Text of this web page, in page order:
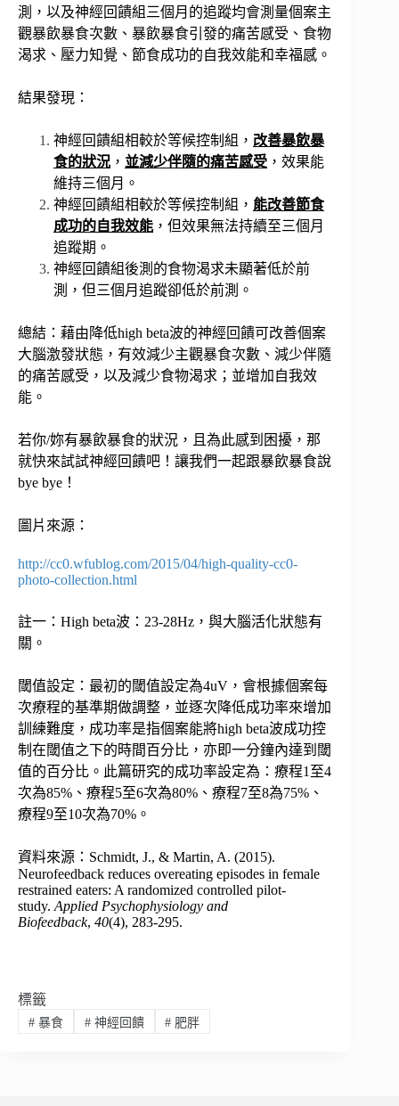
測，以及神經回饋組三個月的追蹤均會測量個案主
觀暴飲暴食次數、暴飲暴食引發的痛苦感受、食物
渴求、壓力知覺、節食成功的自我效能和幸福感。
結果發現：
神經回饋組相較於等候控制組， 改善暴飲暴
食的狀況 ， 並減少伴隨的痛苦感受 ，效果能
維持三個月。
神經回饋組相較於等候控制組， 能改善節食
成功的自我效能 ，但效果無法持續至三個月
追蹤期。
神經回饋組後測的食物渴求未顯著低於前
測，但三個月追蹤卻低於前測。
總結：藉由降低high beta波的神經回饋可改善個案
大腦激發狀態，有效減少主觀暴食次數、減少伴隨
的痛苦感受，以及減少食物渴求；並增加自我效
能。
若你/妳有暴飲暴食的狀況，且為此感到困擾，那
就快來試試神經回饋吧！讓我們一起跟暴飲暴食說
bye bye！
圖片來源：
http://cc0.wfublog.com/2015/04/high-quality-cc0-
photo-collection.html
註一：High beta波：23-28Hz，與大腦活化狀態有
關。
閾值設定：最初的閾值設定為4uV，會根據個案每
次療程的基準期做調整，並逐次降低成功率來增加
訓練難度，成功率是指個案能將high beta波成功控
制在閾值之下的時間百分比，亦即一分鐘內達到閾
值的百分比。此篇研究的成功率設定為：療程1至4
次為85%、療程5至6次為80%、療程7至8為75%、
療程9至10次為70%。
資料來源：Schmidt, J., & Martin, A. (2015).
Neurofeedback reduces overeating episodes in female
restrained eaters: A randomized controlled pilot-
study. Applied Psychophysiology and
Biofeedback, 40(4), 283-295.
標籤
#暴食 #神經回饋 # 肥胖